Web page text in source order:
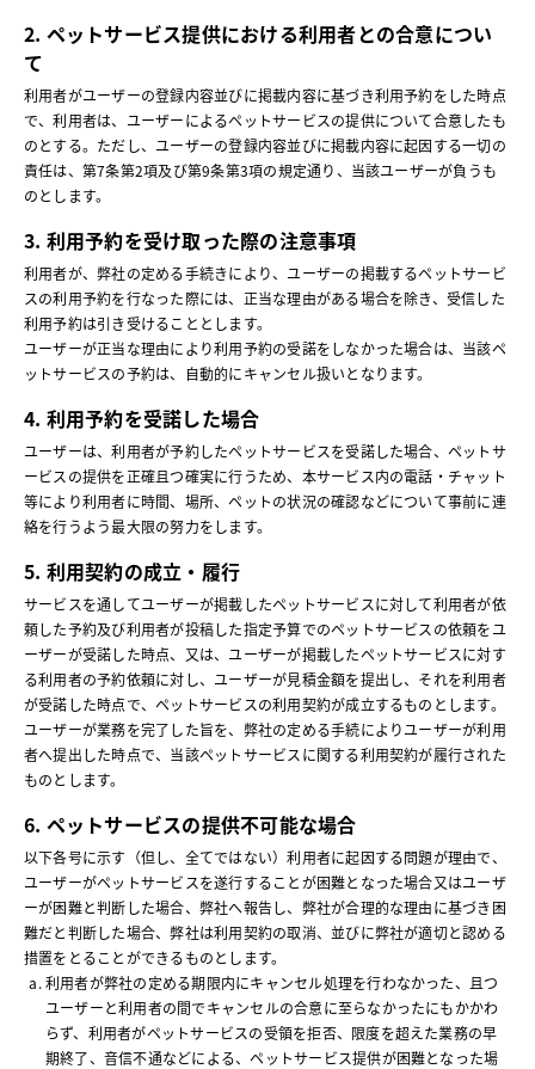
2. ペットサービス提供における利用者との合意につい
て
利用者がユーザーの登録内容並びに掲載内容に基づき利用予約をした時点
で、利用者は、ユーザーによるペットサービスの提供について合意したも
のとする。ただし、ユーザーの登録内容並びに掲載内容に起因する一切の
責任は、第7条第2項及び第9条第3項の規定通り、当該ユーザーが負うも
のとします。
3. 利用予約を受け取った際の注意事項
利用者が、弊社の定める手続きにより、ユーザーの掲載するペットサービ
スの利用予約を行なった際には、正当な理由がある場合を除き、受信した
利用予約は引き受けることとします。
ユーザーが正当な理由により利用予約の受諾をしなかった場合は、当該ペ
ットサービスの予約は、自動的にキャンセル扱いとなります。
4. 利用予約を受諾した場合
ユーザーは、利用者が予約したペットサービスを受諾した場合、ペットサ
ービスの提供を正確且つ確実に行うため、本サービス内の電話・チャット
等により利用者に時間、場所、ペットの状況の確認などについて事前に連
絡を行うよう最大限の努力をします。
5. 利用契約の成立・履行
サービスを通してユーザーが掲載したペットサービスに対して利用者が依
頼した予約及び利用者が投稿した指定予算でのペットサービスの依頼をユ
ーザーが受諾した時点、又は、ユーザーが掲載したペットサービスに対す
る利用者の予約依頼に対し、ユーザーが見積金額を提出し、それを利用者
が受諾した時点で、ペットサービスの利用契約が成立するものとします。
ユーザーが業務を完了した旨を、弊社の定める手続によりユーザーが利用
者へ提出した時点で、当該ペットサービスに関する利用契約が履行された
ものとします。
6. ペットサービスの提供不可能な場合
以下各号に示す（但し、全てではない）利用者に起因する問題が理由で、
ユーザーがペットサービスを遂行することが困難となった場合又はユーザ
ーが困難と判断した場合、弊社へ報告し、弊社が合理的な理由に基づき困
難だと判断した場合、弊社は利用契約の取消、並びに弊社が適切と認める
措置をとることができるものとします。
利用者が弊社の定める期限内にキャンセル処理を行わなかった、且つ
ユーザーと利用者の間でキャンセルの合意に至らなかったにもかかわ
らず、利用者がペットサービスの受領を拒否、限度を超えた業務の早
期終了、音信不通などによる、ペットサービス提供が困難となった場